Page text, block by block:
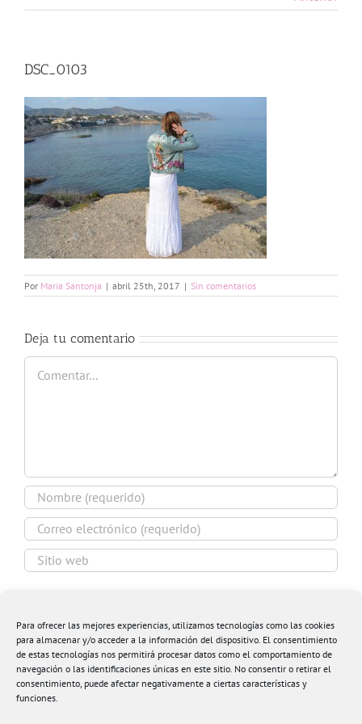
Para ofrecer las mejores experiencias, utilizamos tecnologías como las cookies
para almacenar y/o acceder a la información del dispositivo. El consentimiento
de estas tecnologías nos permitirá procesar datos como el comportamiento de
navegación o las identificaciones únicas en este sitio. No consentir o retirar el
consentimiento, puede afectar negativamente a ciertas características y
funciones.
DSC_0103
Por Maria Santonja | abril 25th, 2017 | Sin comentarios
Deja tu comentario
Comentar
navegador para la próxima vez que comente.